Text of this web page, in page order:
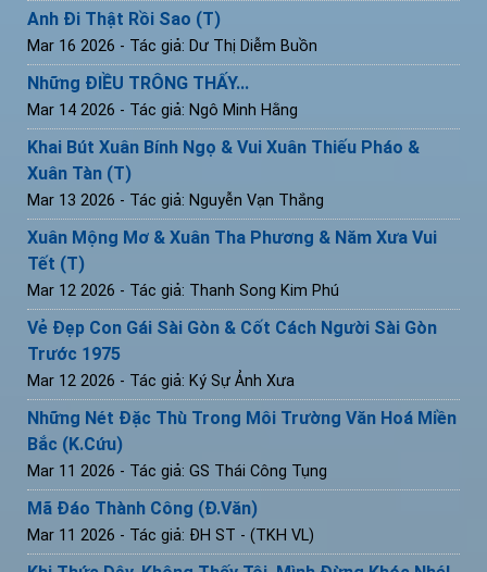
Anh Đi Thật Rồi Sao (T)
Mar 16 2026 - Tác giả: Dư Thị Diễm Buồn
Những ĐIỀU TRÔNG THẤY...
Mar 14 2026 - Tác giả: Ngô Minh Hằng
Khai Bút Xuân Bính Ngọ & Vui Xuân Thiếu Pháo &
Xuân Tàn (T)
Mar 13 2026 - Tác giả: Nguyễn Vạn Thắng
Xuân Mộng Mơ & Xuân Tha Phương & Năm Xưa Vui
Tết (T)
Mar 12 2026 - Tác giả: Thanh Song Kim Phú
Vẻ Đẹp Con Gái Sài Gòn & Cốt Cách Người Sài Gòn
Trước 1975
Mar 12 2026 - Tác giả: Ký Sự Ảnh Xưa
Những Nét Đặc Thù Trong Môi Trường Văn Hoá Miền
Bắc (K.Cứu)
Mar 11 2026 - Tác giả: GS Thái Công Tụng
Mã Đáo Thành Công (Đ.Văn)
Mar 11 2026 - Tác giả: ĐH ST - (TKH VL)